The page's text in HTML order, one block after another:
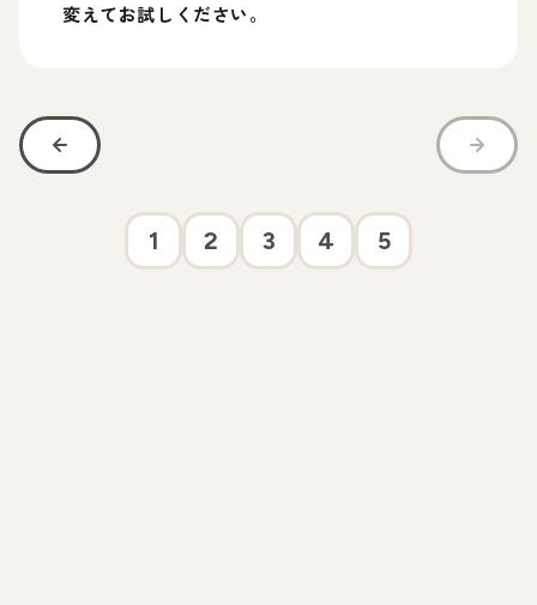
変えてお試しください。
1 2 3 4 5